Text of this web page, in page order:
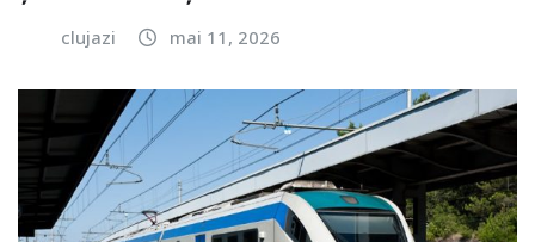
clujazi mai 11, 2026